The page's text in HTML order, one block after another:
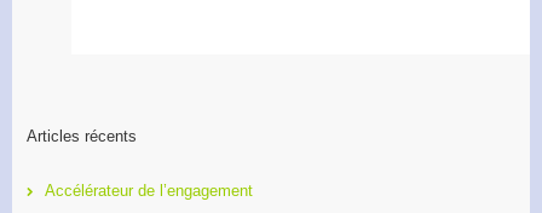
Articles récents
Accélérateur de l’engagement